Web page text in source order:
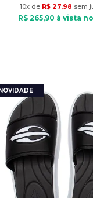
10x de R$ 27,98 sem
R$ 265,90 à vista